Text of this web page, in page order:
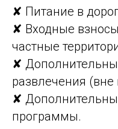
✘ Питание в
✘ Входные
частные
✘
развлечения
✘
программы.